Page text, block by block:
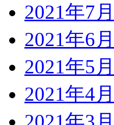
2021年7月
2021年6月
2021年5月
2021年4月